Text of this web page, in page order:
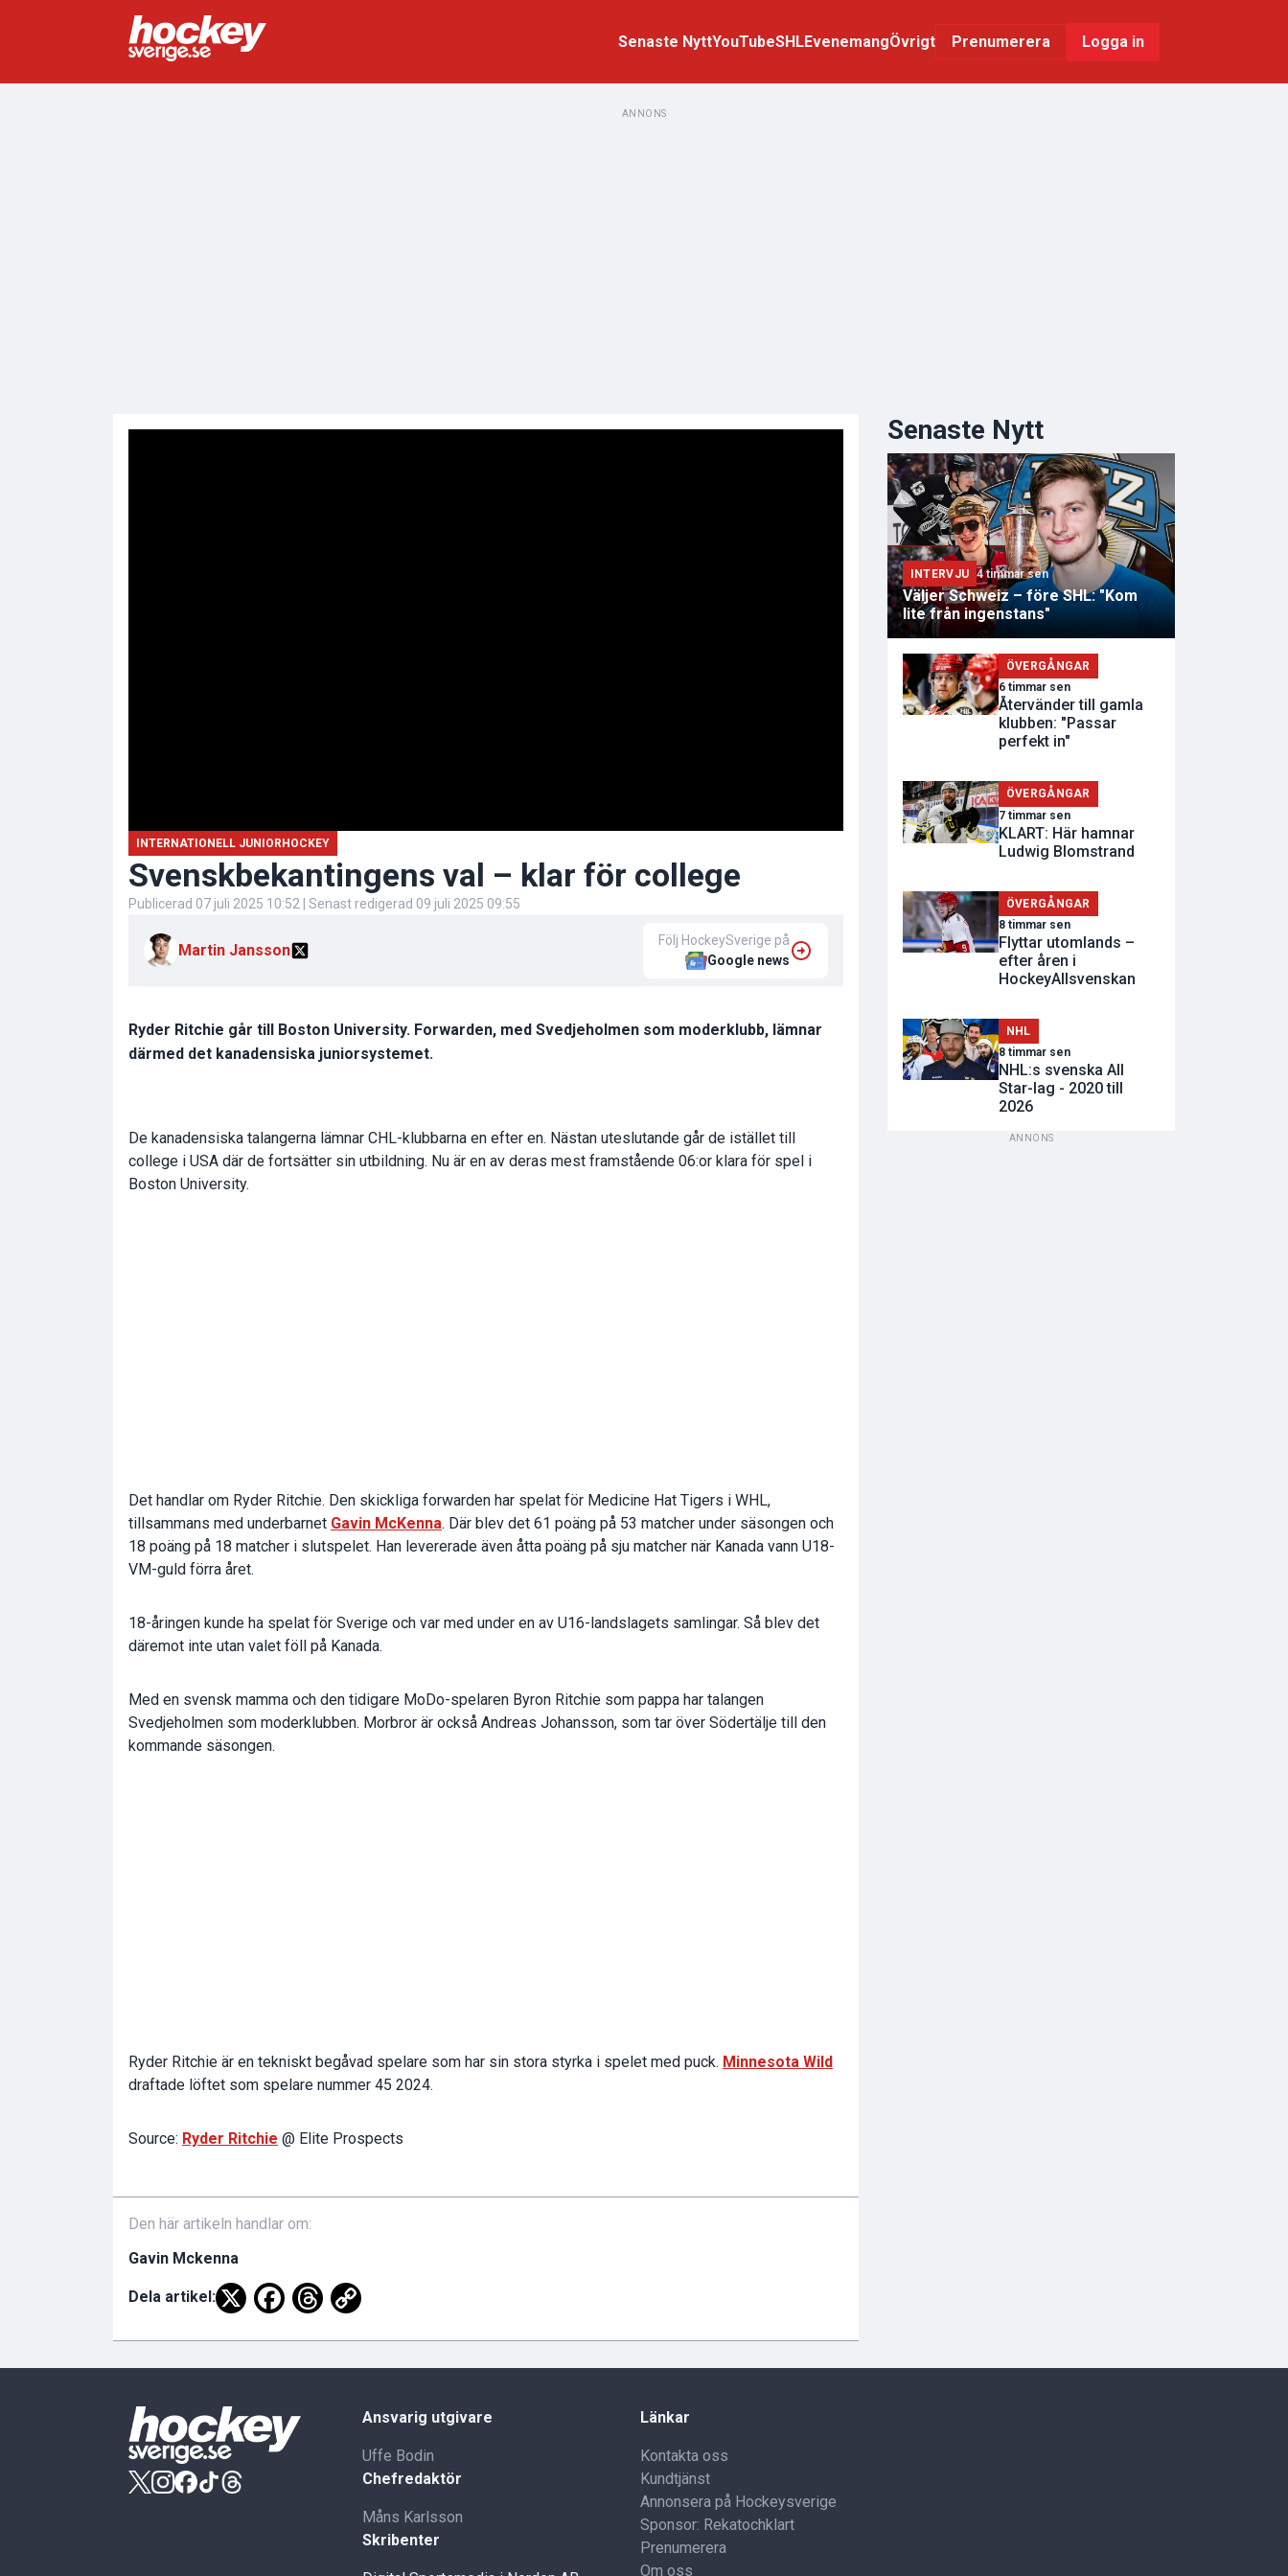
Senaste NyttYouTubeSHLEvenemangÖvrigt Prenumerera Logga in
ANNONS
INTERNATIONELL JUNIORHOCKEY
Svenskbekantingens val – klar för college
Publicerad 07 juli 2025 10:52 | Senast redigerad 09 juli 2025 09:55
Martin Jansson
Följ HockeySverige på
Google news
Ryder Ritchie går till Boston University. Forwarden, med Svedjeholmen som moderklubb, lämnar
därmed det kanadensiska juniorsystemet.
De kanadensiska talangerna lämnar CHL-klubbarna en efter en. Nästan uteslutande går de istället till
college i USA där de fortsätter sin utbildning. Nu är en av deras mest framstående 06:or klara för spel i
Boston University.
Det handlar om Ryder Ritchie. Den skickliga forwarden har spelat för Medicine Hat Tigers i WHL,
tillsammans med underbarnet Gavin McKenna. Där blev det 61 poäng på 53 matcher under säsongen och
18 poäng på 18 matcher i slutspelet. Han levererade även åtta poäng på sju matcher när Kanada vann U18-
VM-guld förra året.
18-åringen kunde ha spelat för Sverige och var med under en av U16-landslagets samlingar. Så blev det
däremot inte utan valet föll på Kanada.
Med en svensk mamma och den tidigare MoDo-spelaren Byron Ritchie som pappa har talangen
Svedjeholmen som moderklubben. Morbror är också Andreas Johansson, som tar över Södertälje till den
kommande säsongen.
Ryder Ritchie är en tekniskt begåvad spelare som har sin stora styrka i spelet med puck. Minnesota Wild
draftade löftet som spelare nummer 45 2024.
Source: Ryder Ritchie @ Elite Prospects
Den här artikeln handlar om:
Gavin Mckenna
Dela artikel:
Senaste Nytt
INTERVJU 4 timmar sen
Väljer Schweiz – före SHL: "Kom
lite från ingenstans"
ÖVERGÅNGAR
6 timmar sen
Återvänder till gamla
klubben: "Passar
perfekt in"
ÖVERGÅNGAR
7 timmar sen
KLART: Här hamnar
Ludwig Blomstrand
ÖVERGÅNGAR
8 timmar sen
Flyttar utomlands –
efter åren i
HockeyAllsvenskan
NHL
8 timmar sen
NHL:s svenska All
Star-lag - 2020 till
2026
ANNONS
Ansvarig utgivare
Uffe Bodin
Chefredaktör
Måns Karlsson
Skribenter
Länkar
Kontakta oss
Kundtjänst
Annonsera på Hockeysverige
Sponsor: Rekatochklart
Prenumerera
Om oss